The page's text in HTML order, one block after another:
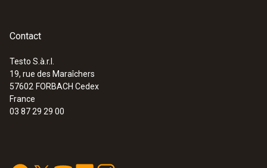
Contact
Testo S.à.r.l.
19, rue des Maraîchers
57602 FORBACH Cedex
France
03 87 29 29 00